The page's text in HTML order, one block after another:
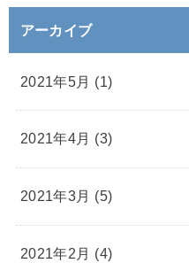
アーカイブ
2021年5月 (1)
2021年4月 (3)
2021年3月 (5)
2021年2月 (4)